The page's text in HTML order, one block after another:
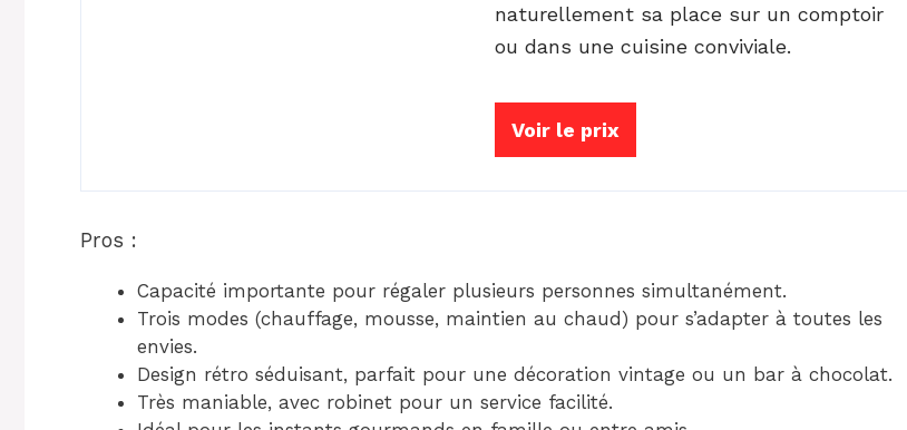
naturellement sa place sur un comptoir
ou dans une cuisine conviviale.
Voir le prix
Pros :
Capacité importante pour régaler plusieurs personnes simultanément.
Trois modes (chauffage, mousse, maintien au chaud) pour s’adapter à toutes les
envies.
Design rétro séduisant, parfait pour une décoration vintage ou un bar à chocolat.
Très maniable, avec robinet pour un service facilité.